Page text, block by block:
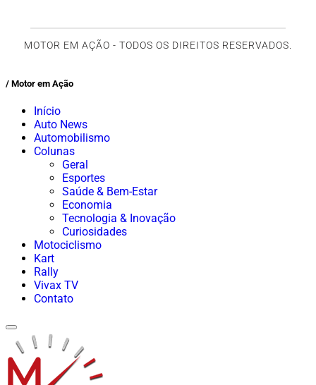
MOTOR EM AÇÃO - TODOS OS DIREITOS RESERVADOS.
/ Motor em Ação
Início
Auto News
Automobilismo
Colunas
Geral
Esportes
Saúde & Bem-Estar
Economia
Tecnologia & Inovação
Curiosidades
Motociclismo
Kart
Rally
Vivax TV
Contato